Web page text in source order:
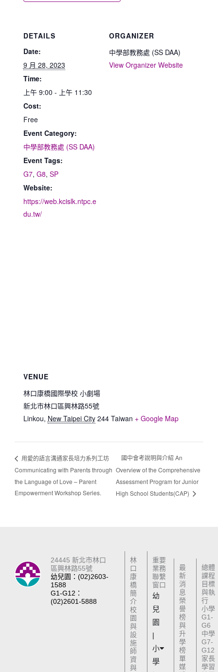
DETAILS
Date:
9 月 28, 2023
Time:
上午 9:00 - 上午 11:30
Cost:
Free
Event Category:
中學部教務處 (SS DAA)
Event Tags:
G7, G8, SP
Website:
https://web.kcislk.ntpc.e
du.tw/
ORGANIZER
中學部教務處 (SS DAA)
View Organizer Website
VENUE
林口康橋國際學校 小劇場
新北市林口區興林路55號
Linkou, New Taipei City 244 Taiwan + Google Map
用愛的語言溝通家長培力系列工坊
Communicating with Parents through
the Language of Love – Parent
Empowerment Workshop Series.
國中會考說明與介紹 An
Overview of the Comprehensive
Assessment Program for Junior
High School Students(CAP)
24445 新北市林口
區興林路55號
幼兒園：(02)2603-
1588
G1-G12：
(02)2601-5888
林
口
康
橋
簡
介
校
園
與
設
施
師
資
與
重要
業務
聯繫
窗口
幼
兒
園
|
小
學
最
新
消
息
榮
譽
榜
與
升
學
榜
單
媒
總體
課程
目標
與執
行
小學
G1-
G6
中學
G7-
G12
家長
學習